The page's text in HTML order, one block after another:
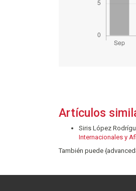
Artículos
Siris López
Internacionales y
También puede